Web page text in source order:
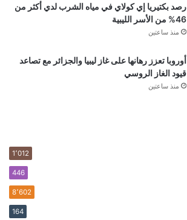
رصد بكتيريا إي كولاي في مياه الشرب لدي أكثر من
46% من الأسر الليبية
منذ ساعتين
أوروبا تعزز رهانها على غاز ليبيا والجزائر مع تصاعد
قيود الغاز الروسي
منذ ساعتين
1٬012
446
8٬602
164